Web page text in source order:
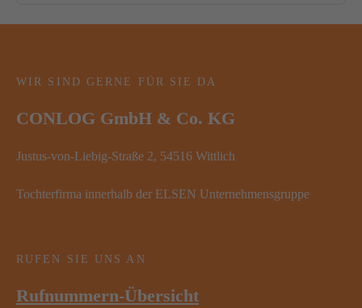
WIR SIND GERNE FÜR SIE DA
CONLOG GmbH & Co. KG
Justus-von-Liebig-Straße 2, 54516 Wittlich
Tochterfirma innerhalb der ELSEN Unternehmensgruppe
RUFEN SIE UNS AN
Rufnummern-Übersicht